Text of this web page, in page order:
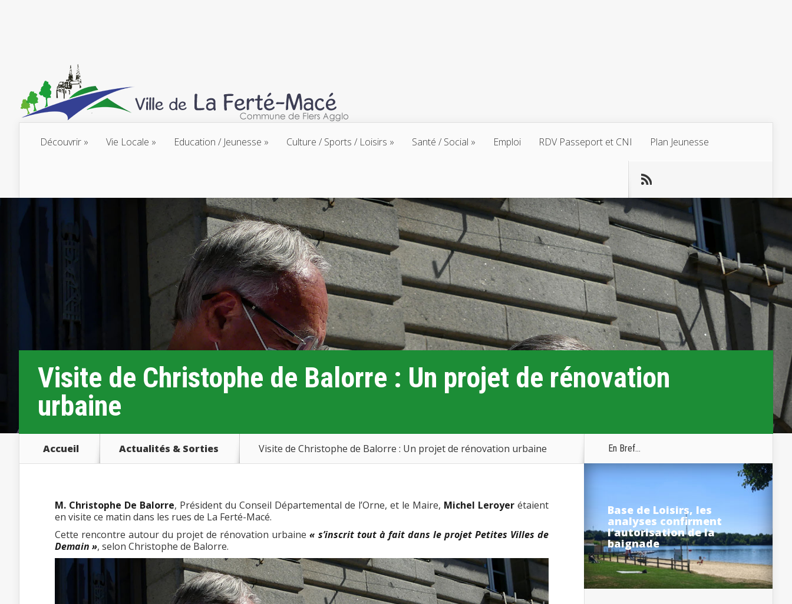
Découvrir Vie Locale Education / Jeunesse Culture / Sports / Loisirs Santé / Social Emploi RDV Passeport et CNI Plan Jeunesse
Visite de Christophe de Balorre : Un projet de rénovation
urbaine
Accueil Actualités & Sorties Visite de Christophe de Balorre : Un projet de rénovation urbaine
M. Christophe De Balorre, Président du Conseil Départemental de l’Orne, et le Maire, Michel Leroyer étaient
en visite ce matin dans les rues de La Ferté-Macé.
Cette rencontre autour du projet de rénovation urbaine« s’inscrit tout à fait dans le projet Petites Villes de
Demain », selon Christophe de Balorre.
En Bref...
Base de Loisirs, les
analyses confirment
l’autorisation de la
baignade